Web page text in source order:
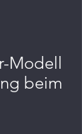
Modell
beim